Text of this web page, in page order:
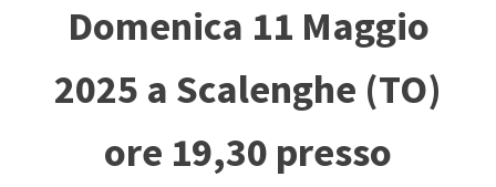
Domenica 11 Maggio
2025 a Scalenghe (TO)
ore 19,30 presso